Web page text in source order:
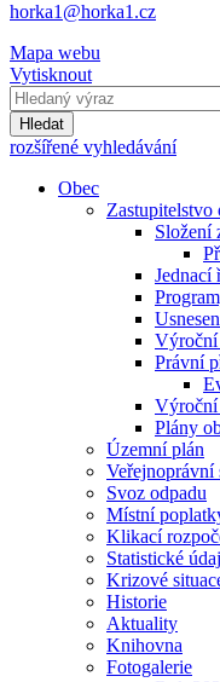
horka1@horka1.cz
Mapa webu
Vytisknout
Hledat
rozšířené vyhledávání
Obec
Zastupitelstvo
Složení
Jednací
Výroční
Právní
Výroční
Plány
Územní plán
Veřejnoprávní
Svoz odpadu
Místní
Klikací
Statistické
Krizové
Historie
Aktuality
Knihovna
Fotogalerie